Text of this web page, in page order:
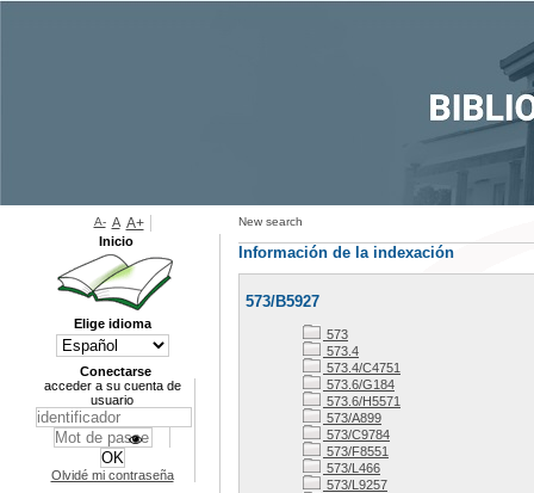
New search
Información de la indexación
573/B5927
573
573.4
573.4/C4751
573.6/G184
573.6/H5571
573/A899
573/C9784
573/F8551
573/L466
573/L9257
A- A A+
Inicio
Elige idioma
Conectarse
acceder a su cuenta de
usuario
Olvidé mi contraseña